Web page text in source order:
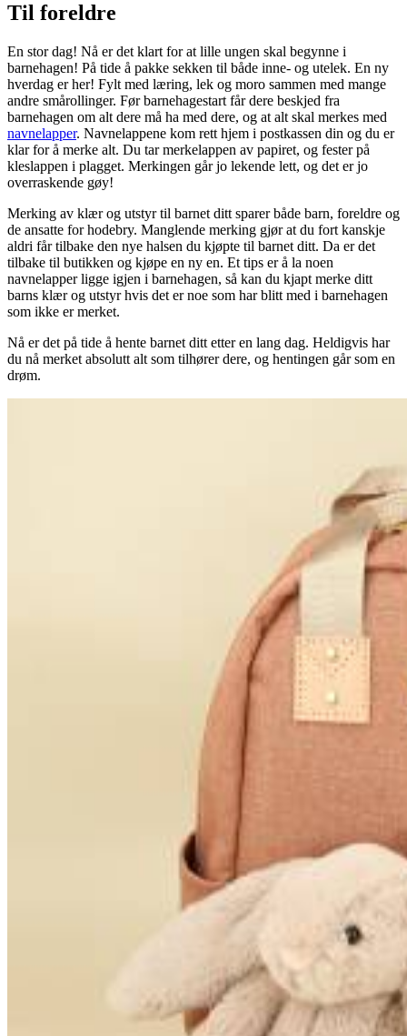
Til foreldre
En stor dag! Nå er det klart for at lille ungen skal begynne i
barnehagen! På tide å pakke sekken til både inne- og utelek. En ny
hverdag er her! Fylt med læring, lek og moro sammen med mange
andre smårollinger. Før barnehagestart får dere beskjed fra
barnehagen om alt dere må ha med dere, og at alt skal merkes med
navnelapper. Navnelappene kom rett hjem i postkassen din og du er
klar for å merke alt. Du tar merkelappen av papiret, og fester på
kleslappen i plagget. Merkingen går jo lekende lett, og det er jo
overraskende gøy!
Merking av klær og utstyr til barnet ditt sparer både barn, foreldre og
de ansatte for hodebry. Manglende merking gjør at du fort kanskje
aldri får tilbake den nye halsen du kjøpte til barnet ditt. Da er det
tilbake til butikken og kjøpe en ny en. Et tips er å la noen
navnelapper ligge igjen i barnehagen, så kan du kjapt merke ditt
barns klær og utstyr hvis det er noe som har blitt med i barnehagen
som ikke er merket.
Nå er det på tide å hente barnet ditt etter en lang dag. Heldigvis har
du nå merket absolutt alt som tilhører dere, og hentingen går som en
drøm.